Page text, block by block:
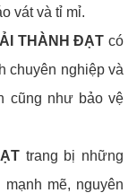
vát và tỉ mỉ.
THÀNH ĐẠT có
chuyên nghiệp và
cũng như bảo vệ
trang bị những
mẽ, nguyên